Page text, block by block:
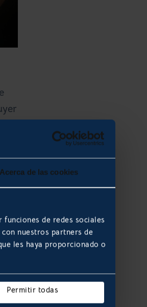
de las cookies
de redes sociales
nuestros partners de
les haya proporcionado o
Permitir todas